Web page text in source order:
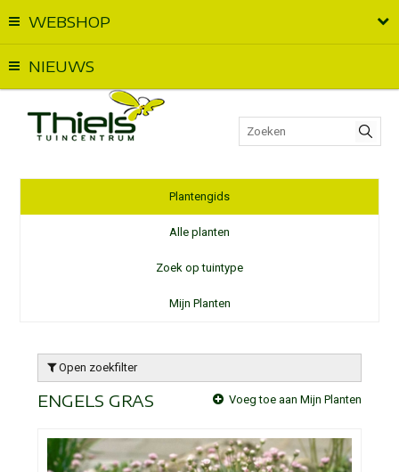
WEBSHOP
NIEUWS
Plantengids
Alle planten
Zoek op tuintype
Mijn Planten
Open zoekfilter
ENGELS GRAS Voeg toe aan Mijn Planten